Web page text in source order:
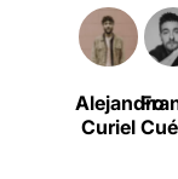
Alejandro
Curiel